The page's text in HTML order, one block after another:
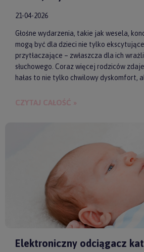
21-04-2026
Głośne wydarzenia, takie jak wesela,
mogą być dla dzieci nie tylko
przytłaczające – zwłaszcza dla ich
słuchowego. Coraz więcej rodziców
hałas to nie tylko chwilowy dyskomfort,
słuchawki ochronne przestają być
CZYTAJ CAŁOŚĆ »
Elektroniczny odciągacz